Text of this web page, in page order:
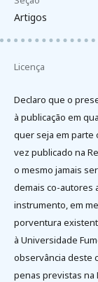
Artigos
Licença
Declaro que o
à publicação em
quer seja em parte
vez publicado na
o mesmo jamais
demais co-autores
instrumento, em
porventura
à Universidade
observância deste
penas previstas na